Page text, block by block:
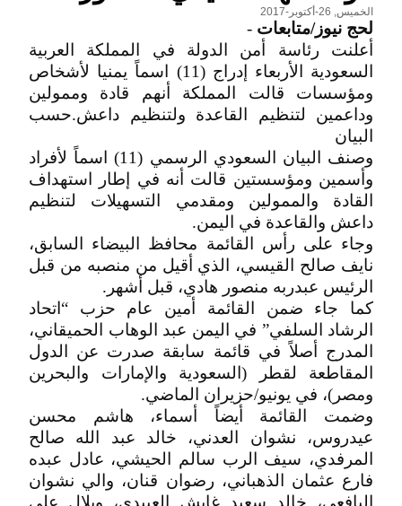
الخميس, 26-أكتوبر-2017
لحج نيوز/متابعات -
أعلنت رئاسة أمن الدولة في المملكة العربية
السعودية الأربعاء إدراج (11) اسماً يمنيا لأشخاص
ومؤسسات قالت المملكة أنهم قادة وممولين
وداعمين لتنظيم القاعدة ولتنظيم داعش.حسب
البيان
وصنف البيان السعودي الرسمي (11) اسماً لأفراد
وأسمين ومؤسستين قالت أنه في إطار استهداف
القادة والممولين ومقدمي التسهيلات لتنظيم
داعش والقاعدة في اليمن.
وجاء على رأس القائمة محافظ البيضاء السابق،
نايف صالح القيسي، الذي أقيل من منصبه من قبل
الرئيس عبدربه منصور هادي، قبل أشهر.
كما جاء ضمن القائمة أمين عام حزب “اتحاد
الرشاد السلفي” في اليمن عبد الوهاب الحميقاني،
المدرج أصلاً في قائمة سابقة صدرت عن الدول
المقاطعة لقطر (السعودية والإمارات والبحرين
ومصر)، في يونيو/حزيران الماضي.
وضمت القائمة أيضاً أسماء، هاشم محسن
عيدروس، نشوان العدني، خالد عبد الله صالح
المرفدي، سيف الرب سالم الحيشي، عادل عبده
فارع عثمان الذهباني، رضوان قنان، والي نشوان
اليافعي، خالد سعيد غابش العبيدي، وبلال علي